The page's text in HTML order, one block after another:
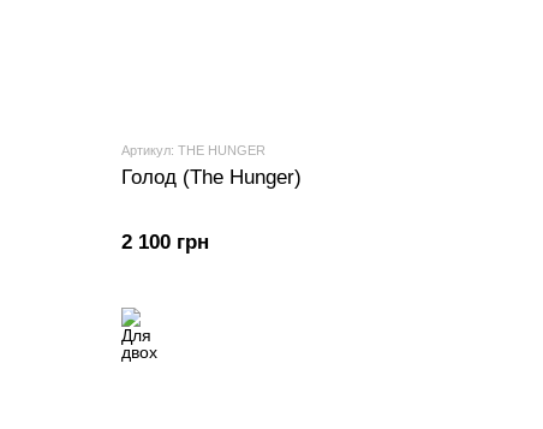
Артикул: THE HUNGER
Голод (The Hunger)
2 100 грн